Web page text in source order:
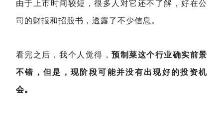
由于上市时间较短，很多人对它还不了解，好在公
司的财报和招股书，透露了不少信息。
看完之后，我个人觉得，预制菜这个行业确实前景
不错，但是，现阶段可能并没有出现好的投资机
会。